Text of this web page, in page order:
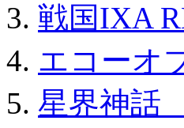
戦国IXA
エコーオ
星界神話